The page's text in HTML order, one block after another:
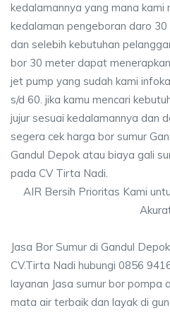
kedalamannya yang mana kami
kedalaman pengeboran daro
dan selebih kebutuhan
bor 30 meter dapat
jet pump yang sudah kami
s/d 60. jika kamu mencari
jujur sesuai kedalamannya dan
segera cek harga bor sumur
Gandul Depok atau biaya gali
pada CV Tirta Nadi.
AIR Bersih Prioritas Kami
Jasa Bor Sumur di Gandul
CV.Tirta Nadi hubungi 0856
layanan Jasa sumur bor pompa
mata air terbaik dan layak di